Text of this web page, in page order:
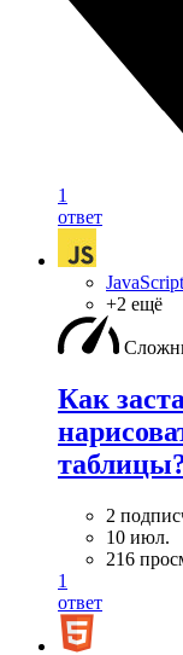
1
ответ
JavaScript
+2 ещё
Как
2
10 июл.
216
1
ответ